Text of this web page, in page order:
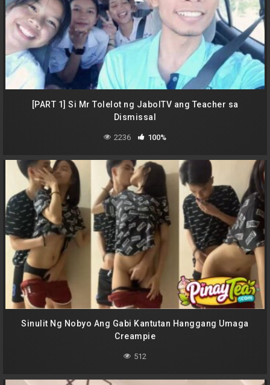
[PART 1] Si Mr Tolelot ng JabolTV ang Teacher sa
Dismissal
2236 100%
Sinulit Ng Nobyo Ang Gabi Kantutan Hanggang Umaga
Creampie
512